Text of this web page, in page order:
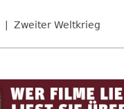
Zweiter Weltkrieg